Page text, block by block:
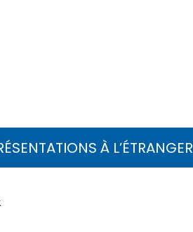
À L’ÉTRANGER